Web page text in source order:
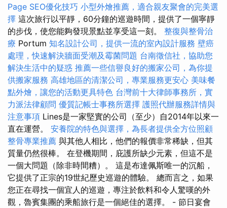
Page SEO優化技巧 小型外燴推薦，適合親友聚會的完美選
擇 這次旅行以平靜，60分鐘的巡遊時間，提供了一個寧靜
的步伐，使您能夠發現景點並享受這一刻。 整復與整骨治
療 Portum 知名設計公司，提供一流的室內設計服務 壁癌
處理，快速解決牆面受潮及霉菌問題 台南徵信社，協助您
解決生活中的疑惑 推薦一些信譽良好的搬家公司，為你提
供搬家服務 高雄地區的清潔公司，專業服務更安心 美味餐
點外燴，讓您的活動更具特色 台灣前十大律師事務所，實
力派法律顧問 優質記帳士事務所選擇 護照代辦服務詳情與
注意事項 Lines是一家堅實的公司（至少）自2014年以來一
直在運營。 安養院的特色與選擇，為長者提供全方位照顧
整骨專業推薦 與其他人相比，他們的報價非常稀缺，但其
質量仍然很棒。 在登機期間，庇護所缺少元素，但這不是
一個大問題（除非時間糟）。 這是布達佩斯唯一的沉船，
它提供了正宗的19世紀歷史巡遊的體驗。 總而言之，如果
您正在尋找一個宜人的巡遊，專注於飲料和令人驚嘆的外
觀，魯賓集團的乘船旅行是一個絕佳的選擇。 - 節日宴會